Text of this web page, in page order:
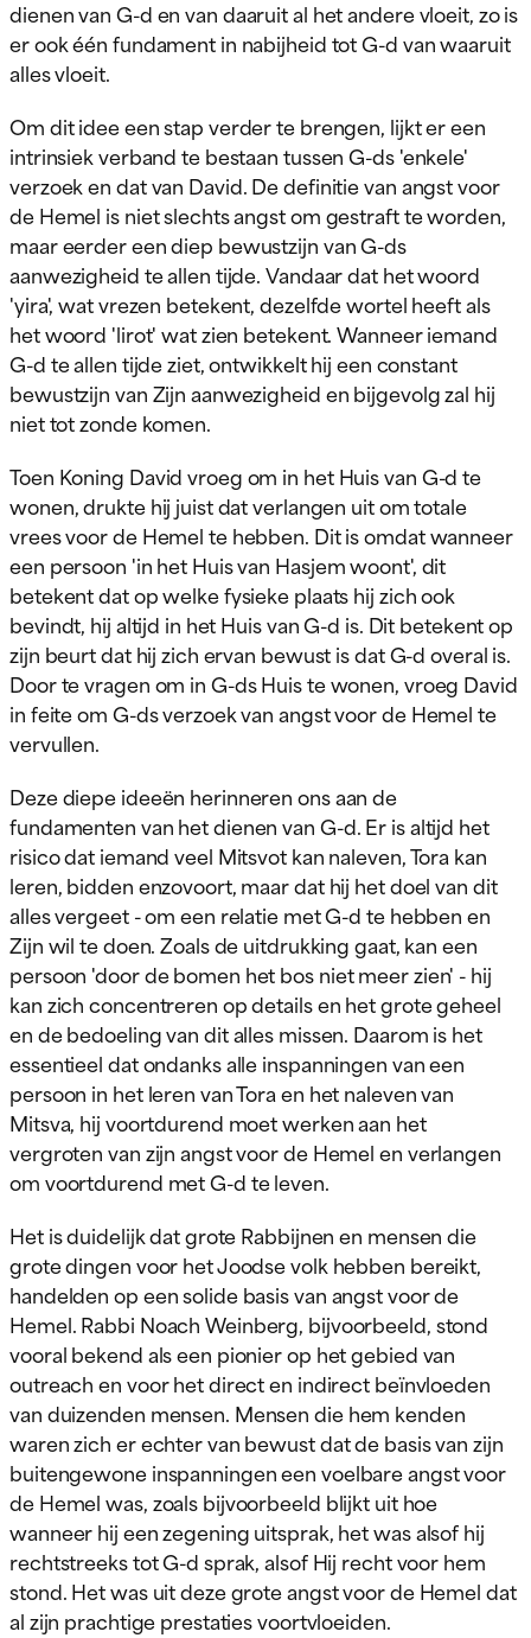
dienen van G-d en van daaruit al het andere vloeit, zo is
er ook één fundament in nabijheid tot G-d van waaruit
alles vloeit.
Om dit idee een stap verder te brengen, lijkt er een
intrinsiek verband te bestaan tussen G-ds 'enkele'
verzoek en dat van David. De definitie van angst voor
de Hemel is niet slechts angst om gestraft te worden,
maar eerder een diep bewustzijn van G-ds
aanwezigheid te allen tijde. Vandaar dat het woord
'yira', wat vrezen betekent, dezelfde wortel heeft als
het woord 'lirot' wat zien betekent. Wanneer iemand
G-d te allen tijde ziet, ontwikkelt hij een constant
bewustzijn van Zijn aanwezigheid en bijgevolg zal hij
niet tot zonde komen.
Toen Koning David vroeg om in het Huis van G-d te
wonen, drukte hij juist dat verlangen uit om totale
vrees voor de Hemel te hebben. Dit is omdat wanneer
een persoon 'in het Huis van Hasjem woont', dit
betekent dat op welke fysieke plaats hij zich ook
bevindt, hij altijd in het Huis van G-d is. Dit betekent op
zijn beurt dat hij zich ervan bewust is dat G-d overal is.
Door te vragen om in G-ds Huis te wonen, vroeg David
in feite om G-ds verzoek van angst voor de Hemel te
vervullen.
Deze diepe ideeën herinneren ons aan de
fundamenten van het dienen van G-d. Er is altijd het
risico dat iemand veel Mitsvot kan naleven, Tora kan
leren, bidden enzovoort, maar dat hij het doel van dit
alles vergeet - om een relatie met G-d te hebben en
Zijn wil te doen. Zoals de uitdrukking gaat, kan een
persoon 'door de bomen het bos niet meer zien' - hij
kan zich concentreren op details en het grote geheel
en de bedoeling van dit alles missen. Daarom is het
essentieel dat ondanks alle inspanningen van een
persoon in het leren van Tora en het naleven van
Mitsva, hij voortdurend moet werken aan het
vergroten van zijn angst voor de Hemel en verlangen
om voortdurend met G-d te leven.
Het is duidelijk dat grote Rabbijnen en mensen die
grote dingen voor het Joodse volk hebben bereikt,
handelden op een solide basis van angst voor de
Hemel. Rabbi Noach Weinberg, bijvoorbeeld, stond
vooral bekend als een pionier op het gebied van
outreach en voor het direct en indirect beïnvloeden
van duizenden mensen. Mensen die hem kenden
waren zich er echter van bewust dat de basis van zijn
buitengewone inspanningen een voelbare angst voor
de Hemel was, zoals bijvoorbeeld blijkt uit hoe
wanneer hij een zegening uitsprak, het was alsof hij
rechtstreeks tot G-d sprak, alsof Hij recht voor hem
stond. Het was uit deze grote angst voor de Hemel dat
al zijn prachtige prestaties voortvloeiden.